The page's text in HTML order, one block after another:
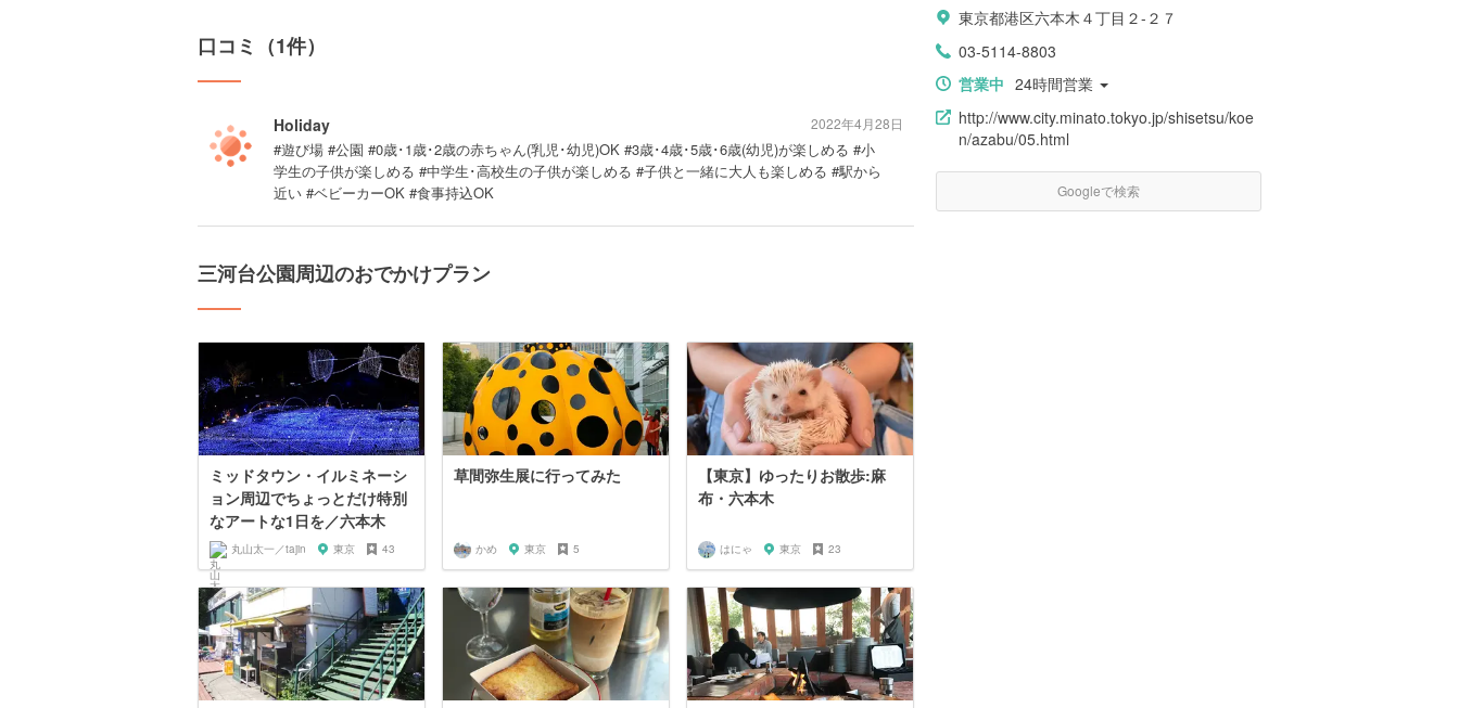
口コミ（1件）
Holiday
#遊び場 #公園 #0歳･1歳･2歳の赤ちゃん(乳児･幼児)OK #3歳･4歳･5歳･6歳(幼児)が楽しめる #小
学生の子供が楽しめる #中学生･高校生の子供が楽しめる #子供と一緒に大人も楽しめる #駅から
近い #ベビーカーOK #食事持込OK
2022年4月28日
三河台公園周辺のおでかけプラン
ミッドタウン・イルミネーシ
ョン周辺でちょっとだけ特別
なアートな1日を／六本木
丸山太一／tajin 東京 43
草間弥生展に行ってみた
かめ 東京 5
【東京】ゆったりお散歩:麻
布・六本木
はにゃ 東京 23
東京都港区六本木４丁目２-２７
03-5114-8803
営業中 24時間営業
http://www.city.minato.tokyo.jp/shisetsu/koe
n/azabu/05.html
Googleで検索